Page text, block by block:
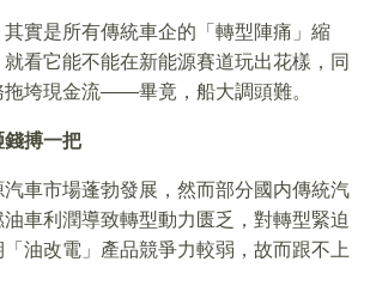
實是所有傳統車企的「轉型陣痛」縮
看它能不能在新能源賽道玩出花樣，同
拖垮現金流——畢竟，船大調頭難。
錢搏一把
車市場蓬勃發展，然而部分國内傳統汽
車利潤導致轉型動力匮乏，對轉型緊迫
油改電」產品競爭力較弱，故而跟不上